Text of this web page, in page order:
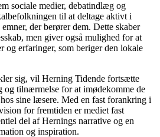
sociale medier, debatindlæg og
til at deltage aktivt i
der berører dem. Dette skaber
men giver også mulighed for at
og erfaringer, som beriger den lokale
sig, vil Herning Tidende fortsætte
og tilnærmelse for at imødekomme de
sine læsere. Med en fast forankring i
for fremtiden er mediet fast
del af Hernings narrative og en
og inspiration.